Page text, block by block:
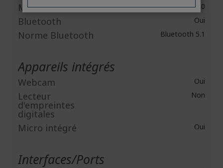
Modèle LAN sans fil Wireless Wi-Fi 6 AX200
Bluetooth Oui
Norme Bluetooth Bluetooth 5.1
Appareils intégrés
Webcam Oui
Lecteur
d'empreintes
digitales
Non
Micro intégré Oui
Interfaces/Ports